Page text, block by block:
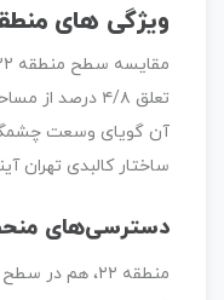
ویژگی های منطقه
تعلق ۴/۸ درصد
آن گویای وسعت
ساختار کالبدی تهران
دسترسی‌های
منطقه ۲۲، هم